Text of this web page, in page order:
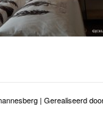
| Gerealiseerd